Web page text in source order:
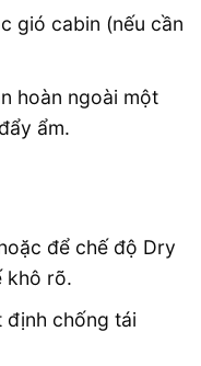
gió cabin (nếu cần
hoàn ngoài một
ẩm.
để chế độ Dry
khô rõ.
chống tái